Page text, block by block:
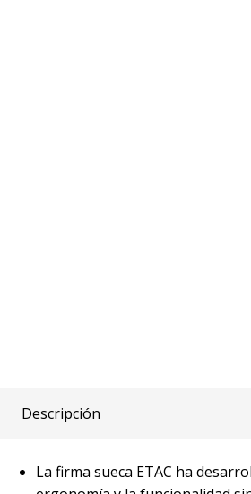
Descripción
La firma sueca ETAC ha